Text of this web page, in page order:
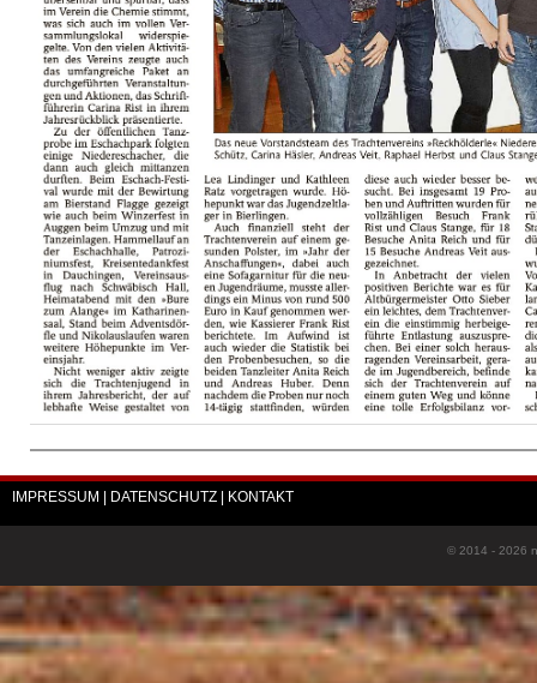
IMPRESSUM | DATENSCHUTZ | KONTAKT
© 2014 - 2026